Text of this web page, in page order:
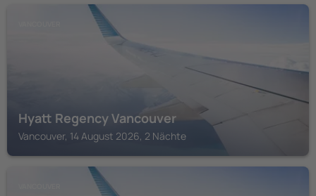
Hyatt Regency Vancouver
Vancouver, 14 August 2026, 2 Nächte